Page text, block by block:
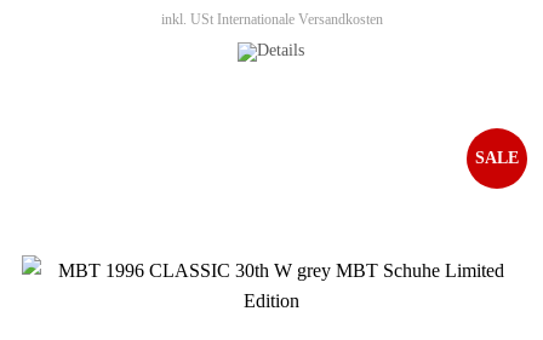
inkl. USt Internationale Versandkosten
SALE